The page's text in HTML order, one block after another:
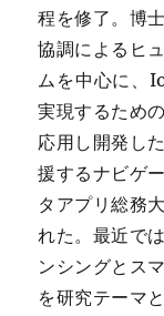
程を修了。博
協調によるヒ
ムを中心に、
実現するため
応用し開発し
援するナビゲ
タアプリ総務
れた。最近で
ンシングとス
を研究テーマ